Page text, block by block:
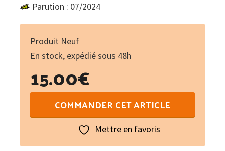
Parution : 07/2024
Produit Neuf
En stock, expédié sous 48h
15.00€
de
COMMANDER CET ARTICLE
Mettre en favoris